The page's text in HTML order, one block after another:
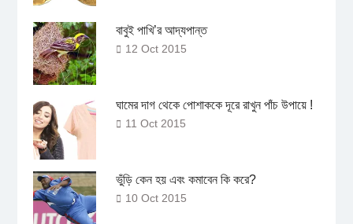
বাবুই পাখি’র আদ্যপান্ত
12 Oct 2015
ঘামের দাগ থেকে পোশাককে দূরে রাখুন পাঁচ উপায়ে !
11 Oct 2015
ভুঁড়ি কেন হয় এবং কমাবেন কি করে?
10 Oct 2015